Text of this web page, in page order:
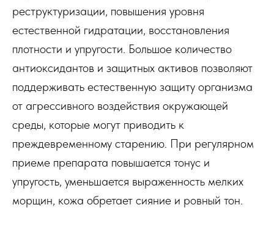
реструктуризации, повышения уровня
естественной гидратации, восстановления
плотности и упругости. Большое количество
антиоксидантов и защитных активов позволяют
поддерживать естественную защиту организма
от агрессивного воздействия окружающей
среды, которые могут приводить к
преждевременному старению. При регулярном
приеме препарата повышается тонус и
упругость, уменьшается выраженность мелких
морщин, кожа обретает сияние и ровный тон.